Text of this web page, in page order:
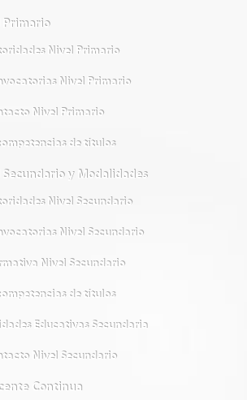
Primario
Nivel Primario
Nivel Primario
Nivel Primario
de títulos
Secundario y Modalidades
Nivel Secundario
Nivel Secundario
Nivel Secundario
de títulos
Educativas Secundaria
Nivel Secundario
Continua